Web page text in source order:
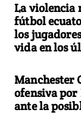
La violencia
fútbol
los
vida en los
Manchester
ofensiva por
ante la